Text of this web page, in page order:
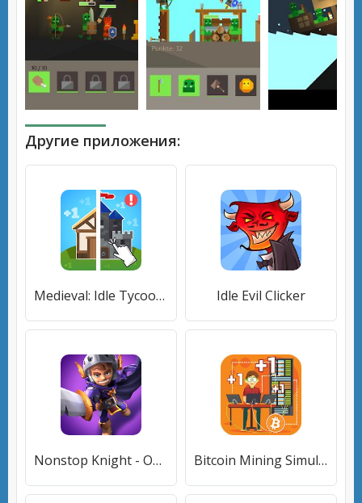
Другие приложения:
Medieval: Idle Tycoon - Idle Clicker Tycoon Game Idle Evil Clicker
Nonstop Knight - Offline Idle RPG Clicker Bitcoin Mining Simulator - Idle Clicker Tycoon